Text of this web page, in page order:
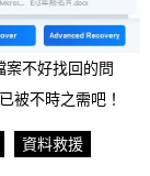
不好找回的問
被不時之需吧！
資料救援